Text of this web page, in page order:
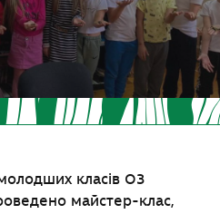
класів ОЗ
майстер-клас,